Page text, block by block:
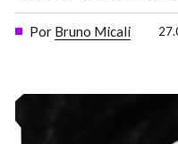
Por Bruno Micali